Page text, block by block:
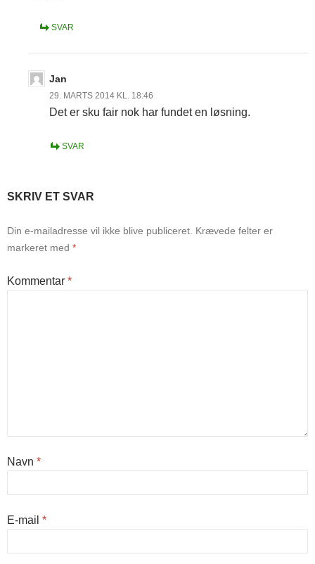
SVAR
Jan
29. MARTS 2014 KL. 18:46
Det er sku fair nok har fundet en løsning.
SVAR
SKRIV ET SVAR
Din e-mailadresse vil ikke blive publiceret. Krævede felter er
markeret med *
Kommentar *
Navn *
E-mail *